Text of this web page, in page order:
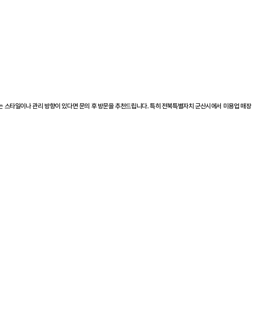
타일이나 관리 방향이 있다면 문의 후 방문을 추천드립니다. 특히 전북특별자치 군산시에서 미용업 매장